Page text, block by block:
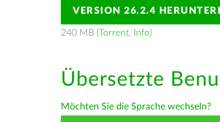
VERSION 26.2.4
240 MB (Torrent, Info)
Übersetzte
Möchten Sie die Sprache wechseln?